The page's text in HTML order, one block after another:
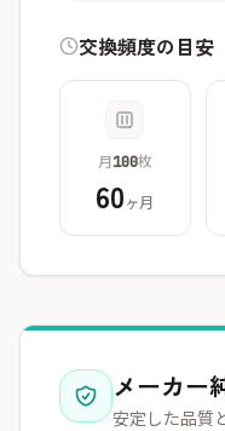
交換頻度の目安
月100枚
60ヶ月
メーカー
安定した品質